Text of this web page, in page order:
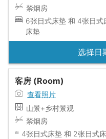
禁烟房
6张日式床垫 和 4张日
床垫
选择日
客房 (Room)
查看照片
山景+乡村景观
禁烟房
4张日式床垫 和 2张日式